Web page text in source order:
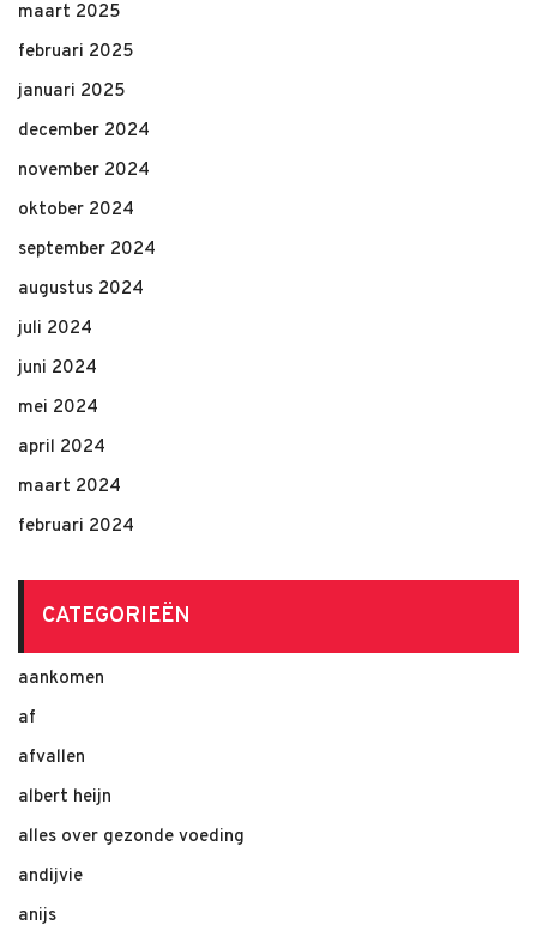
maart 2025
februari 2025
januari 2025
december 2024
november 2024
oktober 2024
september 2024
augustus 2024
juli 2024
juni 2024
mei 2024
april 2024
maart 2024
februari 2024
CATEGORIEËN
aankomen
af
afvallen
albert heijn
alles over gezonde voeding
andijvie
anijs